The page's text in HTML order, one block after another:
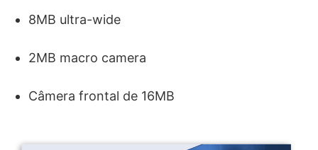
8MB ultra-wide
2MB macro camera
Câmera frontal de 16MB